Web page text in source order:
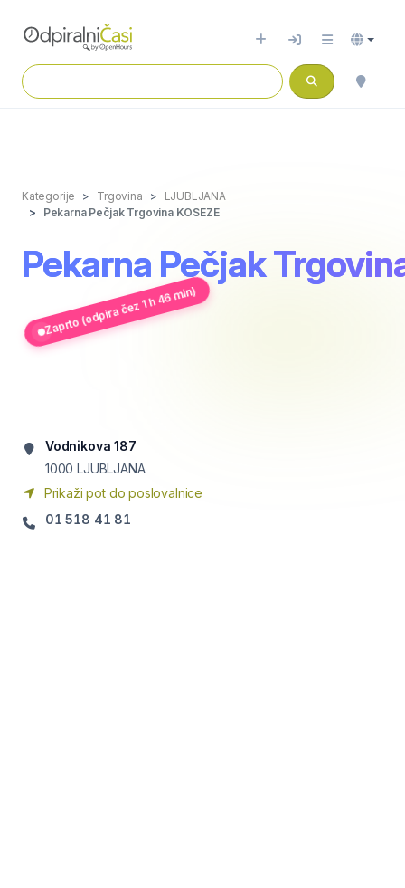
Kategorije Trgovina
LJUBLJANA
Pekarna Pečjak Trgovina KOSEZE
Pekarna Pečjak
Zaprto (odpira čez 1 h 46 min)
Vodnikova 187
1000 LJUBLJANA
Prikaži pot do poslovalnice
01 518 41 81